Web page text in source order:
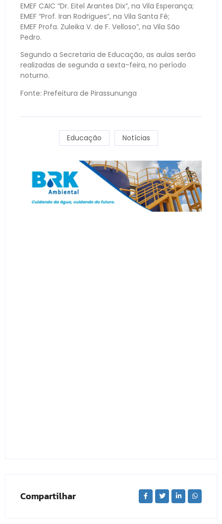
EMEF CAIC “Dr. Eitel Arantes Dix”, na Vila Esperança;
EMEF “Prof. Iran Rodrigues”, na Vila Santa Fé;
EMEF Profa. Zuleika V. de F. Velloso”, na Vila São
Pedro.
Segundo a Secretaria de Educação, as aulas serão
realizadas de segunda a sexta-feira, no período
noturno.
Fonte: Prefeitura de Pirassununga
Educação Notícias
Compartilhar